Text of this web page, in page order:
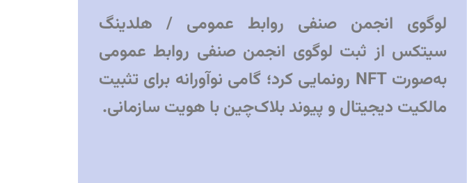
لوگوی انجمن صنفی روابط عمومی / هلدینگ
سیتکس از ثبت لوگوی انجمن صنفی روابط عمومی
به‌صورت NFT رونمایی کرد؛ گامی نوآورانه برای تثبیت
مالکیت دیجیتال و پیوند بلاک‌چین با هویت سازمانی.